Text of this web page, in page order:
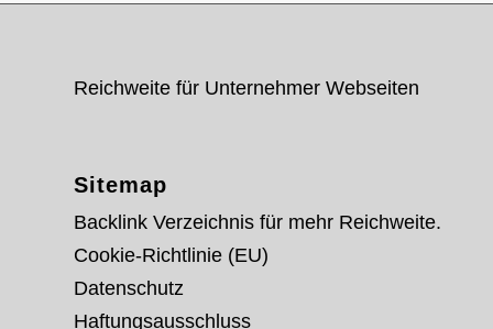
Reichweite für Unternehmer Webseiten
Sitemap
Backlink Verzeichnis für mehr Reichweite.
Cookie-Richtlinie (EU)
Datenschutz
Haftungsausschluss